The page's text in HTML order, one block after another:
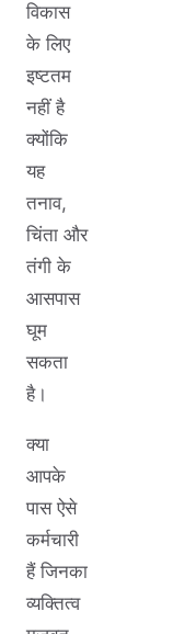
विकास
के लिए
इष्टतम
नहीं है
क्योंकि
यह
तनाव,
चिंता और
तंगी के
आसपास
घूम
सकता
है।
क्या
आपके
पास ऐसे
कर्मचारी
हैं जिनका
व्यक्तित्व